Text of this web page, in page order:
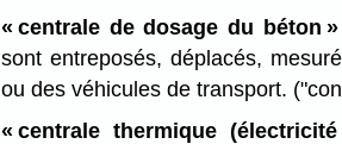
« centrale de dosage du béton »
sont entreposés, déplacés,
ou des véhicules de transport.
« centrale thermique